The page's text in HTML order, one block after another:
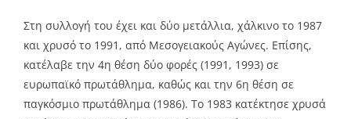
Στη συλλογή του έχει και δύο μετάλλια, χάλκινο το 1987
και χρυσό το 1991, από Μεσογειακούς Αγώνες. Επίσης,
κατέλαβε την 4η θέση δύο φορές (1991, 1993) σε
ευρωπαϊκό πρωτάθλημα, καθώς και την 6η θέση σε
παγκόσμιο πρωτάθλημα (1986). Το 1983 κατέκτησε χρυσά